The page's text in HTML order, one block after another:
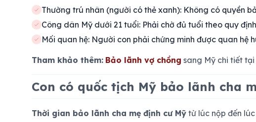
Thường trú nhân (người có thẻ xanh): Không có quyền
Công dân Mỹ dưới 21 tuổi: Phải chờ đủ tuổi theo quy
Mối quan hệ: Người con phải chứng minh được quan hệ
Tham khảo thêm: Bảo lãnh vợ chồng sang Mỹ chi tiết
Con có quốc tịch Mỹ bảo lãnh cha
Thời gian bảo lãnh cha mẹ định cư Mỹ từ lúc nộp đến